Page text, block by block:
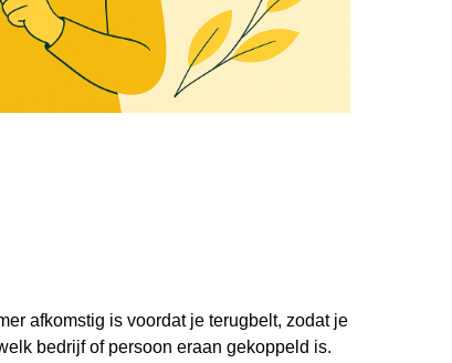
afkomstig is voordat je terugbelt, zodat je
bedrijf of persoon eraan gekoppeld is.